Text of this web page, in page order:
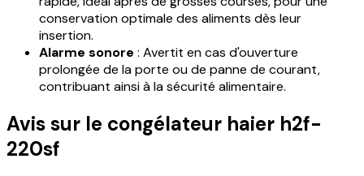
conservation optimale des aliments dès leur
insertion.
Alarme sonore : Avertit en cas d'ouverture
prolongée de la porte ou de panne de courant,
contribuant ainsi à la sécurité alimentaire.
Avis sur le congélateur haier h2f-
220sf